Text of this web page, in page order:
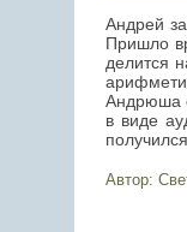
Андрей
Пришло
делится
Андрюша
в виде
Автор: